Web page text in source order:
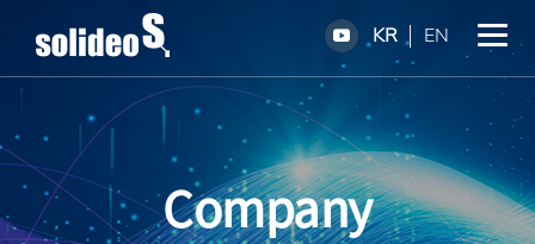
KR EN
Company